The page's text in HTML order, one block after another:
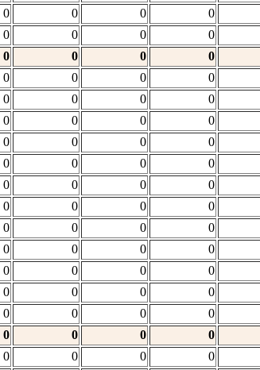
0 0 0 0
0 0 0 0
0 0 0 0
0 0 0 0
0 0 0 0
0 0 0 0
0 0 0 0
0 0 0 0
0 0 0 0
0 0 0 0
0 0 0 0
0 0 0 0
0 0 0 0
0 0 0 0
0 0 0 0
0 0 0 0
0 0 0 0